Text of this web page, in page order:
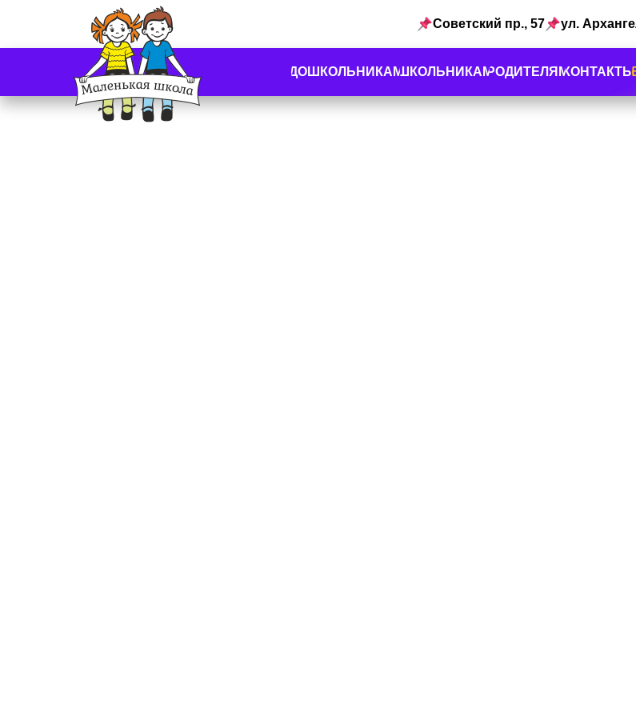
Советский пр., 57 ул.
ДОШКОЛЬНИКАМШКОЛЬНИКАМРОДИТЕЛЯМКОНТАКТЫ